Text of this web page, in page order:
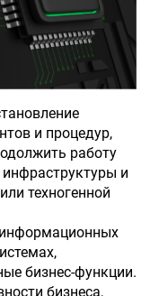
и процедур,
работу
и
техногенной
бизнес-функции.
бизнеса,